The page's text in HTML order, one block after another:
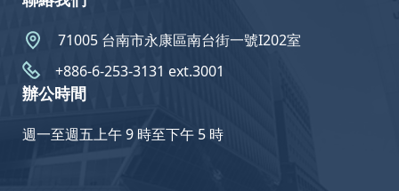
71005 台南市永康區南台街一號I202室
+886-6-253-3131 ext.3001
辦公時間
週一至週五上午 9 時至下午 5 時